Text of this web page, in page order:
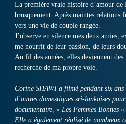
La première vraie histoire d’amour de
brusquement. Après maintes relations
vers une vie de couple rangée.
J’observe en silence mes deux amies,
me nourrit de leur passion, de leurs
Au fil des années, elles deviennent
recherche de ma propre voie.
Corine SHAWI a filmé pendant six
d’autres domestiques sri-lankaises
documentaire, « Les Femmes Bonnes ».
Elle a également réalisé de nombreux